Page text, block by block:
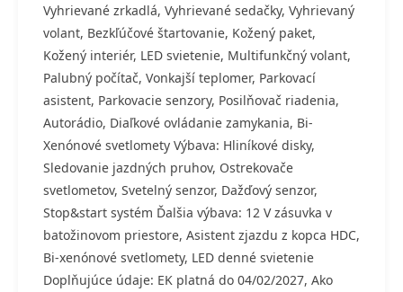
Vyhrievané zrkadlá, Vyhrievané sedačky, Vyhrievaný
volant, Bezkľúčové štartovanie, Kožený paket,
Kožený interiér, LED svietenie, Multifunkčný volant,
Palubný počítač, Vonkajší teplomer, Parkovací
asistent, Parkovacie senzory, Posilňovač riadenia,
Autorádio, Diaľkové ovládanie zamykania, Bi-
Xenónové svetlomety Výbava: Hliníkové disky,
Sledovanie jazdných pruhov, Ostrekovače
svetlometov, Svetelný senzor, Dažďový senzor,
Stop&start systém Ďalšia výbava: 12 V zásuvka v
batožinovom priestore, Asistent zjazdu z kopca HDC,
Bi-xenónové svetlomety, LED denné svietenie
Doplňujúce údaje: EK platná do 04/02/2027, Ako